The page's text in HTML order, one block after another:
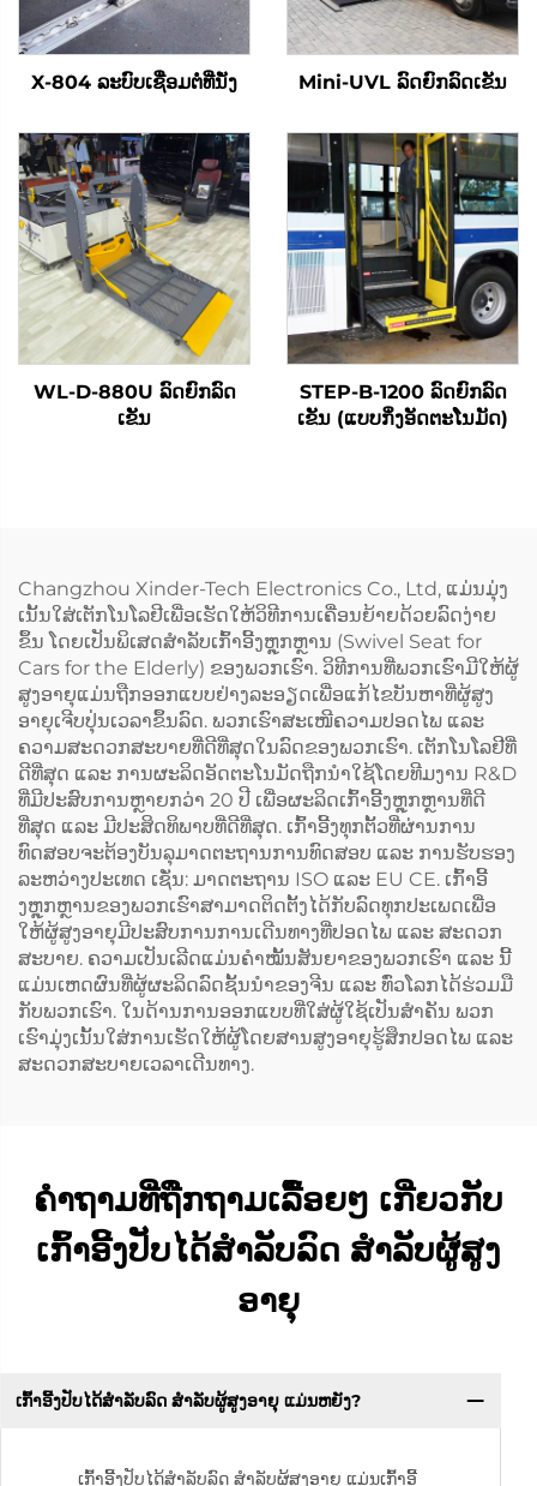
X-804 ລະບົບເຊື່ອມຕໍ່ທີ່ນັ່ງ Mini-UVL ລົດຍົກລົດເຂັນ
WL-D-880U ລົດຍົກລົດ
ເຂັນ
STEP-B-1200 ລົດຍົກລົດ
ເຂັນ (ແບບກິ່ງອັດຕະໂນມັດ)
Changzhou Xinder-Tech Electronics Co., Ltd, ແມ່ນມຸ່ງ
ເນັ້ນໃສ່ເຕັກໂນໂລຢີເພື່ອເຮັດໃຫ້ວິທີການເຄື່ອນຍ້າຍດ້ວຍລົດງ່າຍ
ຂຶ້ນ ໂດຍເປັນພິເສດສຳລັບເກົ້າອີ້ງຫຼຸກຫຼານ (Swivel Seat for
Cars for the Elderly) ຂອງພວກເຮົາ. ວິທີການທີ່ພວກເຮົາມີໃຫ້ຜູ້
ສູງອາຍຸແມ່ນຖືກອອກແບບຢ່າງລະອຽດເພື່ອແກ້ໄຂບັນຫາທີ່ຜູ້ສູງ
ອາຍຸເຈີບປຸ່ນເວລາຂຶ້ນລົດ. ພວກເຮົາສະເໜີຄວາມປອດໄພ ແລະ
ຄວາມສະດວກສະບາຍທີ່ດີທີ່ສຸດໃນລົດຂອງພວກເຮົາ. ເຕັກໂນໂລຢີທີ່
ດີທີ່ສຸດ ແລະ ການຜະລິດອັດຕະໂນມັດຖືກນຳໃຊ້ໂດຍທີມງານ R&D
ທີ່ມີປະສົບການຫຼາຍກວ່າ 20 ປີ ເພື່ອຜະລິດເກົ້າອີ້ງຫຼຸກຫຼານທີ່ດີ
ທີ່ສຸດ ແລະ ມີປະສິດທິພາບທີ່ດີທີ່ສຸດ. ເກົ້າອີ້ງທຸກຕັ້ວທີ່ຜ່ານການ
ທົດສອບຈະຕ້ອງບັນລຸມາດຕະຖານການທົດສອບ ແລະ ການຮັບຮອງ
ລະຫວ່າງປະເທດ ເຊັ່ນ: ມາດຕະຖານ ISO ແລະ EU CE. ເກົ້າອີ້
ງຫຼຸກຫຼານຂອງພວກເຮົາສາມາດຕິດຕັ້ງໄດ້ກັບລົດທຸກປະເພດເພື່ອ
ໃຫ້ຜູ້ສູງອາຍຸມີປະສົບການການເດີນທາງທີ່ປອດໄພ ແລະ ສະດວກ
ສະບາຍ. ຄວາມເປັນເລີດແມ່ນຄຳໝັ້ນສັນຍາຂອງພວກເຮົາ ແລະ ນີ້
ແມ່ນເຫດຜົນທີ່ຜູ້ຜະລິດລົດຊັ້ນນຳຂອງຈີນ ແລະ ທົ່ວໂລກໄດ້ຮ່ວມມື
ກັບພວກເຮົາ. ໃນດ້ານການອອກແບບທີ່ໃສ່ຜູ້ໃຊ້ເປັນສຳຄັນ ພວກ
ເຮົາມຸ່ງເນັ້ນໃສ່ການເຮັດໃຫ້ຜູ້ໂດຍສານສູງອາຍຸຮູ້ສຶກປອດໄພ ແລະ
ສະດວກສະບາຍເວລາເດີນທາງ.
ຄຳຖາມທີ່ຖືກຖາມເລື້ອຍໆ ເກີ່ຍວກັບ
ເກົ້າອີ້ງປັບໄດ້ສຳລັບລົດ ສຳລັບຜູ້ສູງ
ອາຍຸ
ເກົ້າອີ້ງປັບໄດ້ສຳລັບລົດ ສຳລັບຜູ້ສູງອາຍຸ ແມ່ນຫຍັງ?
ເກົ້າອີ້ງປັບໄດ້ສຳລັບລົດ ສຳລັບຜູ້ສູງອາຍຸ ແມ່ນເກົ້າອີ້